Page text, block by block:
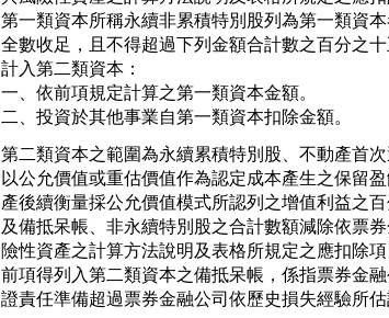
第一類資本所稱永續非累積特別股列為第一類資
全數收足，且不得超過下列金額合計數之百分之
計入第二類資本：
一、依前項規定計算之第一類資本金額。
二、投資於其他事業自第一類資本扣除金額。
第二類資本之範圍為永續累積特別股、不動產首次
以公允價值或重估價值作為認定成本產生之保留
產後續衡量採公允價值模式所認列之增值利益之
及備抵呆帳、非永續特別股之合計數額減除依票
險性資產之計算方法說明及表格所規定之應扣除項
前項得列入第二類資本之備抵呆帳，係指票券金
證責任準備超過票券金融公司依歷史損失經驗所